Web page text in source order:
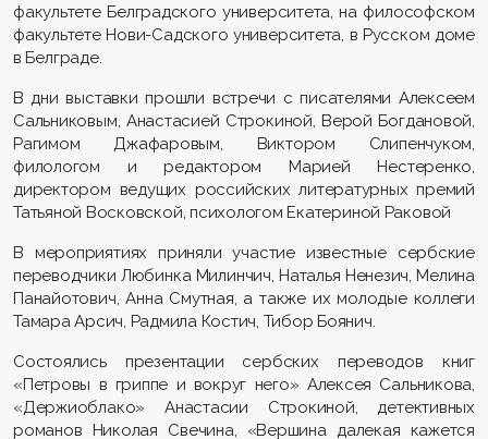
факультете Белградского университета, на философском
факультете Нови-Садского университета, в Русском доме
в Белграде.
В дни выставки прошли встречи с писателями Алексеем
Сальниковым, Анастасией Строкиной, Верой Богдановой,
Рагимом Джафаровым, Виктором Слипенчуком,
филологом и редактором Марией Нестеренко,
директором ведущих российских литературных премий
Татьяной Восковской, психологом Екатериной Раковой
В мероприятиях приняли участие известные сербские
переводчики Любинка Милинчич, Наталья Ненезич, Мелина
Панайотович, Анна Смутная, а также их молодые коллеги
Тамара Арсич, Радмила Костич, Тибор Боянич.
Состоялись презентации сербских переводов книг
«Петровы в гриппе и вокруг него» Алексея Сальникова,
«Держиоблако» Анастасии Строкиной, детективных
романов Николая Свечина, «Вершина далекая кажется